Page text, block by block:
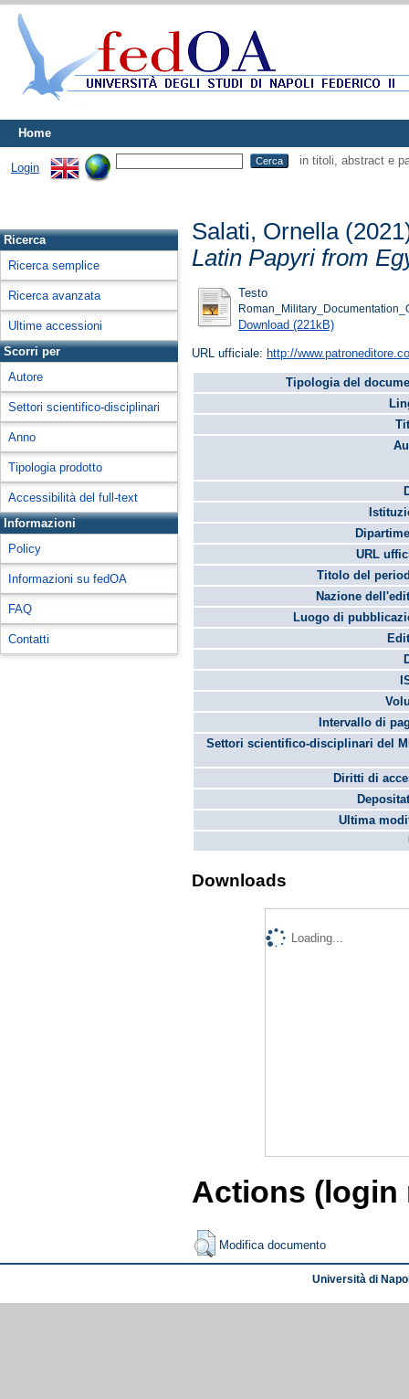
Home
Login
in titoli, abstract e
Ricerca
Ricerca semplice
Ricerca avanzata
Ultime accessioni
Scorri per
Autore
Settori scientifico-disciplinari
Anno
Tipologia prodotto
Accessibilità del full-text
Informazioni
Policy
Informazioni su fedOA
FAQ
Contatti
Salati, Ornella
Latin Papyri from
Testo
Download (221kB)
URL ufficiale:http://
Tipologia del
URL
Titolo del
Nazione
Luogo di
Intervallo di
Settori scientifico-disciplinari del
Diritti di
Ultima
Downloads
Loading...
Actions (login
Modifica documento
Università di